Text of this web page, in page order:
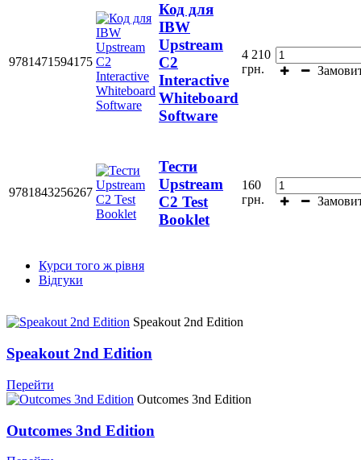
9781471594175
Код для
IBW
Upstream
C2
Interactive
Whiteboard
Software
4 210
грн.
9781843256267
Тести
Upstream
C2 Test
Booklet
160
грн.
Курси того ж рівня
Відгуки
Speakout 2nd Edition
Speakout 2nd Edition
Перейти
Outcomes 3nd Edition
Outcomes 3nd Edition